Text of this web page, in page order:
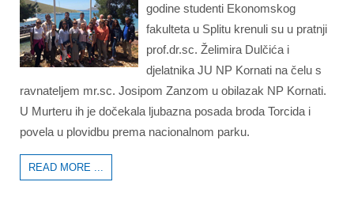
godine studenti Ekonomskog
fakulteta u Splitu krenuli su u pratnji
prof.dr.sc. Želimira Dulčića i
djelatnika JU NP Kornati na čelu s
ravnateljem mr.sc. Josipom Zanzom u obilazak NP Kornati.
U Murteru ih je dočekala ljubazna posada broda Torcida i
povela u plovidbu prema nacionalnom parku.
READ MORE ...